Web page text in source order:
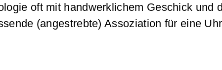
oft mit handwerklichem Geschick und
(angestrebte) Assoziation für eine